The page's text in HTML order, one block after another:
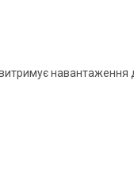
навантаження